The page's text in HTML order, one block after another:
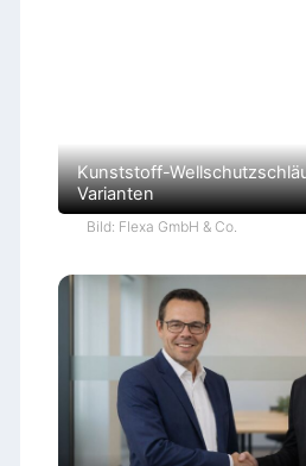
Kunststoff-
Varianten
Bild: Flexa GmbH & Co.